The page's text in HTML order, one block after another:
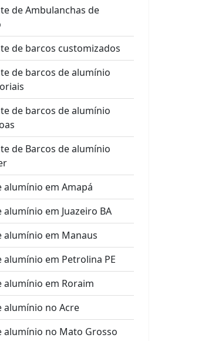
de Ambulanchas de
de barcos customizados
de barcos de alumínio
de barcos de alumínio
de Barcos de alumínio
alumínio em Amapá
alumínio em Juazeiro BA
alumínio em Manaus
alumínio em Petrolina PE
alumínio em Roraim
alumínio no Acre
alumínio no Mato Grosso